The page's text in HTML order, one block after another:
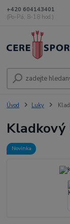
+420 604143401
(Po-Pá, 8-18 hod.)
Úvod Luky
Novinka